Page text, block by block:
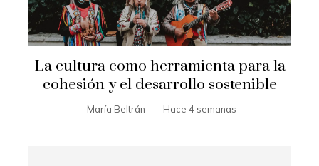
La cultura como herramienta para la
cohesión y el desarrollo sostenible
María Beltrán Hace 4 semanas